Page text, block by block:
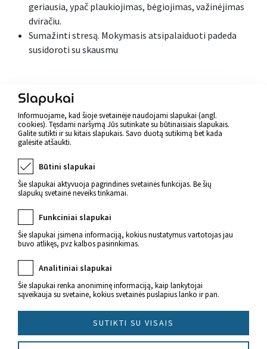
geriausia, ypač plaukiojimas, bėgiojimas, važinėjimas
dviračiu.
Sumažinti stresą. Mokymasis atsipalaiduoti padeda
susidoroti su skausmu
Atgal
Naujienos apie sveikatą
© 2022 Imunitetas.lt Visos teisės saugomos.
Slapukai
Informuojame, kad šioje svetainėje naudojami slapukai (angl.
cookies). Tęsdami naršymą Jūs sutinkate su būtinaisiais slapukais.
Galite sutikti ir su kitais slapukais. Savo duotą sutikimą bet kada
galėsite atšaukti.
Būtini slapukai
Šie slapukai aktyvuoja pagrindines svetainės funkcijas. Be šių
slapukų svetainė neveiks tinkamai.
Funkciniai slapukai
Šie slapukai įsimena informaciją, kokius nustatymus vartotojas jau
buvo atlikęs, pvz kalbos pasirinkimas.
Analitiniai slapukai
Šie slapukai renka anoniminę informaciją, kaip lankytojai
sąveikauja su svetaine, kokius svetainės puslapius lanko ir pan.
SUTIKTI SU VISAIS